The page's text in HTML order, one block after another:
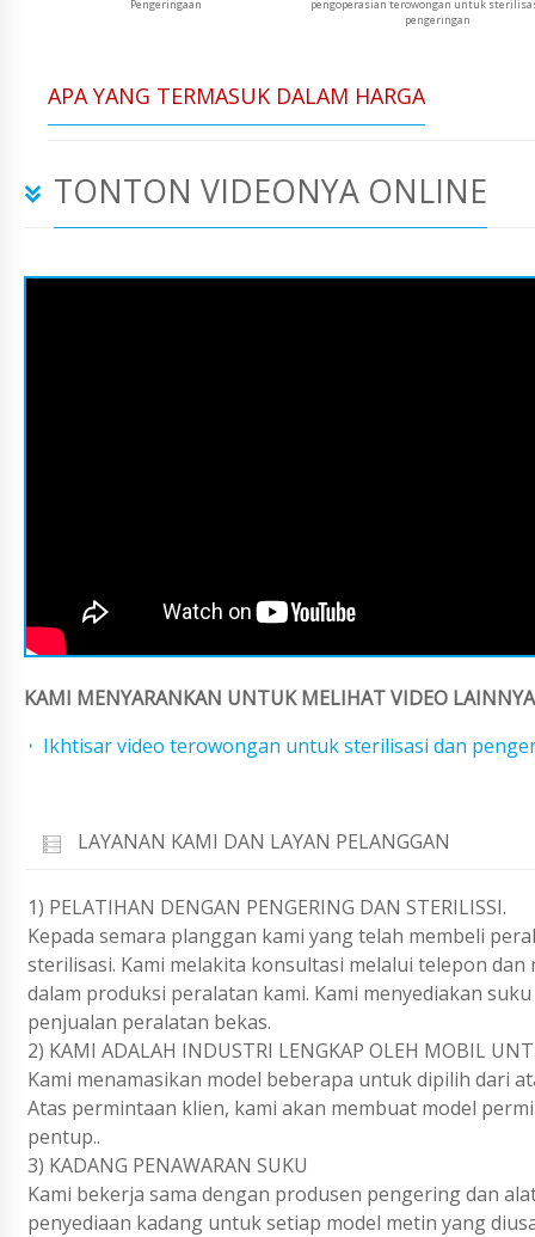
Pengeringaan
pengoperasian terowongan untuk
pengeringan
APA YANG TERMASUK DALAM HARGA
TONTON VIDEONYA ONLINE
KAMI MENYARANKAN UNTUK MELIHAT VIDEO
Ikhtisar video terowongan untuk sterilisasi dan
LAYANAN KAMI DAN LAYAN PELANGGAN
1) PELATIHAN DENGAN PENGERING DAN STERILISSI.
Kepada semara planggan kami yang telah membeli
sterilisasi. Kami melakita konsultasi melalui telepon
dalam produksi peralatan kami. Kami menyediakan
penjualan peralatan bekas.
2) KAMI ADALAH INDUSTRI LENGKAP OLEH MOBIL
Kami menamasikan model beberapa untuk dipilih dari
Atas permintaan klien, kami akan membuat model
pentup..
3) KADANG PENAWARAN SUKU
Kami bekerja sama dengan produsen pengering dan
penyediaan kadang untuk setiap model metin yang